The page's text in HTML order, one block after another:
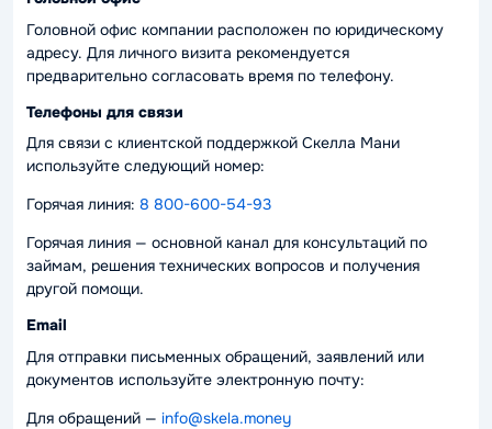
Головной офис компании расположен по юридическому
адресу. Для личного визита рекомендуется
предварительно согласовать время по телефону.
Телефоны для связи
Для связи с клиентской поддержкой Скелла Мани
используйте следующий номер:
Горячая линия: 8 800-600-54-93
Горячая линия — основной канал для консультаций по
займам, решения технических вопросов и получения
другой помощи.
Email
Для отправки письменных обращений, заявлений или
документов используйте электронную почту:
Для обращений — info@skela.money